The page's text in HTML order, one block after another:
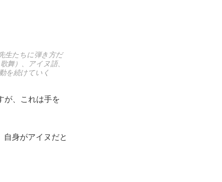
生たちに弾き方だ
舞）、アイヌ語、
を続けていく
が、これは手を
身がアイヌだと